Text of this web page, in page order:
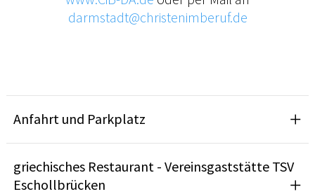
darmstadt@christenimberuf.de
Anfahrt und Parkplatz
griechisches Restaurant - Vereinsgaststätte TSV
Eschollbrücken